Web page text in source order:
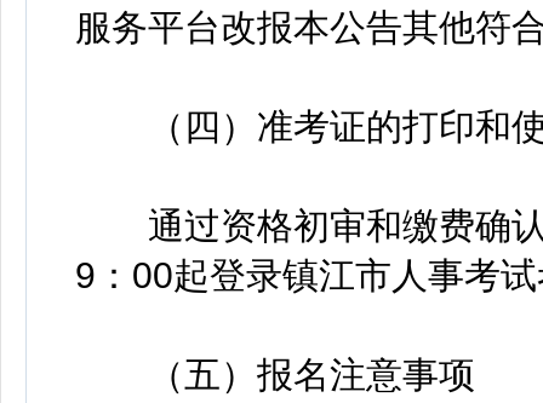
服务平台改报本公告其他符
（四）准考证的打印和
通过资格初审和缴费确认
9：00起登录镇江市人事考
（五）报名注意事项